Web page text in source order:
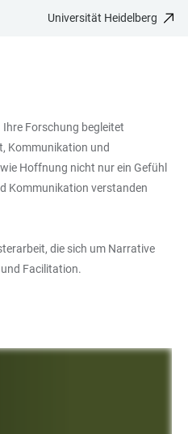
Universität Heidelberg
Forschung begleitet
Kommunikation und
Hoffnung nicht nur ein Gefühl
Kommunikation verstanden
die sich um Narrative
Facilitation.